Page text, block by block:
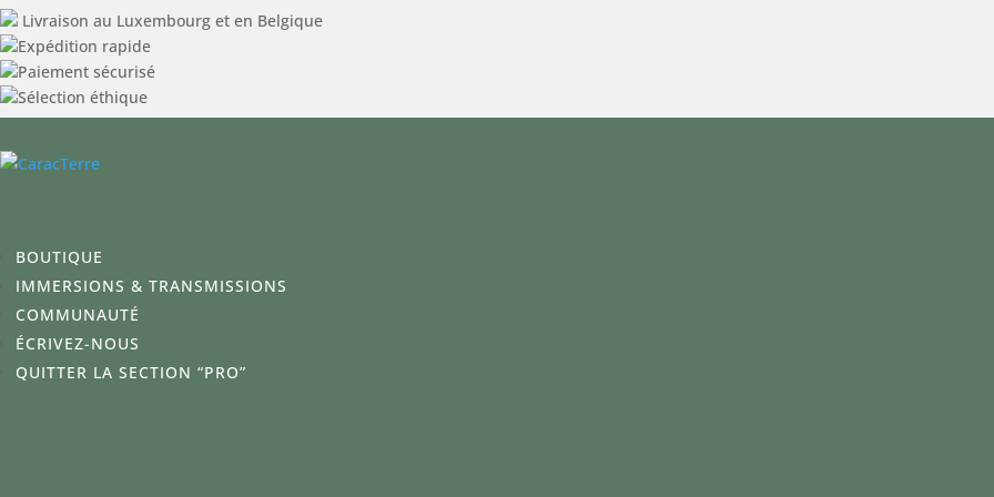
Livraison au Luxembourg et en Belgique
Expédition rapide
Paiement sécurisé
Sélection éthique
BOUTIQUE
IMMERSIONS & TRANSMISSIONS
COMMUNAUTÉ
ÉCRIVEZ-NOUS
QUITTER LA SECTION “PRO”